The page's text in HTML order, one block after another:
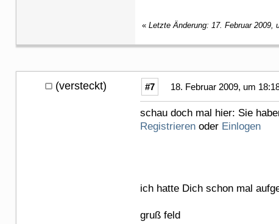
« Letzte Änderung: 17. Februar 2009,
(versteckt) #7 18. Februar 2009, um
schau doch mal hier: Sie
Registrieren oder Einlogen
ich hatte Dich schon mal
gruß feld